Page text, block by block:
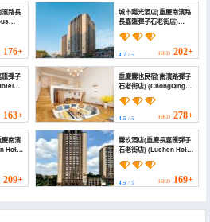
路長
176+
城市陽光酒店(重慶南濱路
長嘉匯彈子石老街店)
(City Sunshine Hotel
(Chongqing Nanbin
Road Changjiahui
Danzishi Old Street))
4.7/ 5 HKD 202+
彈子
163+
重慶霧也民宿(南濱路彈子
石老街店) (ChongQing
WUYE Hotel)
4.5/ 5 HKD 278+
南濱
209+
霧玖酒店(重慶長嘉匯彈子
石老街店) (Luchen Hotel
(Nanbin Road
Changjiahui Store))
4.5/ 5 HKD 169+